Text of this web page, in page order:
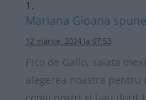
Mariana Gioana
12 martie, 2024 la 07:53
Pico de Gallo, salata
alegerea noastra pentru
copiii nostri si l-au dorit